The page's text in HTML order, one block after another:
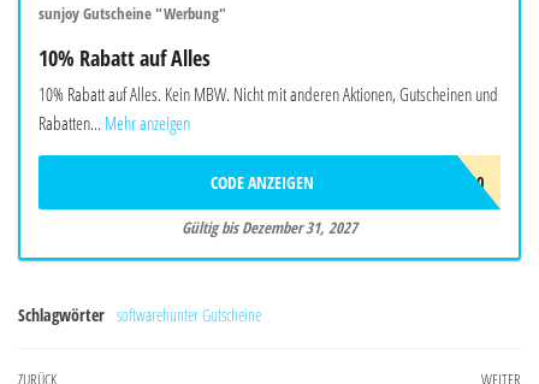
sunjoy Gutscheine "Werbung"
10% Rabatt auf Alles
10% Rabatt auf Alles. Kein MBW. Nicht mit anderen Aktionen, Gutscheinen und
Rabatten... Mehr anzeigen
SUNJOYEU10
CODE ANZEIGEN
Gültig bis Dezember 31, 2027
Schlagwörter softwarehunter Gutscheine
ZURÜCK WEITER